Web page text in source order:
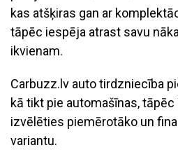
kas atšķiras gan ar
tāpēc iespēja atrast savu
ikvienam.
Carbuzz.lv auto tirdzniecība
kā tikt pie automašīnas, tāpēc
izvēlēties piemērotāko un
variantu.